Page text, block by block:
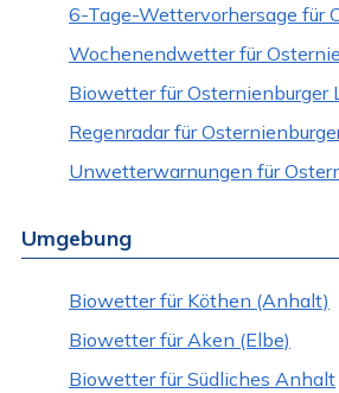
6-Tage-Wettervorhersage für
Wochenendwetter für
Biowetter für Osternienburger
Regenradar für
Unwetterwarnungen für
Umgebung
Biowetter für Köthen (Anhalt)
Biowetter für Aken (Elbe)
Biowetter für Südliches Anhalt